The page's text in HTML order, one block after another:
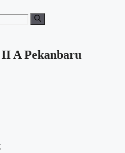
A Pekanbaru